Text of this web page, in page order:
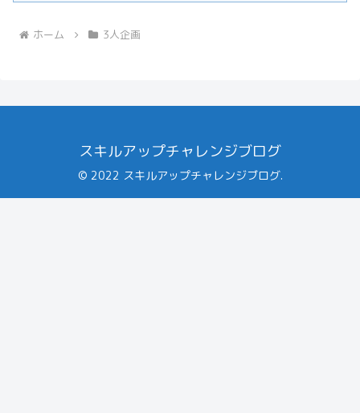
ホーム 3人企画
スキルアップチャレンジブログ
© 2022 スキルアップチャレンジブログ.